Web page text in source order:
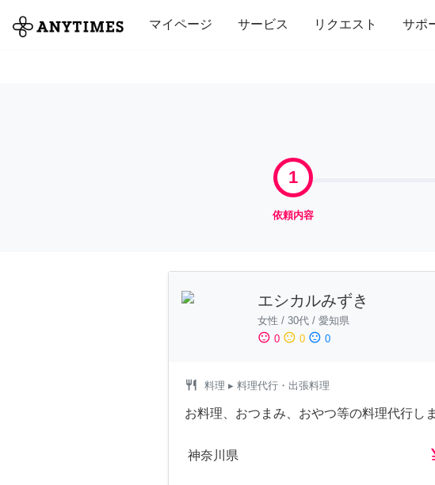
マイページ サービス リクエスト サポ
全て 修理・組立 家事 引っ越し インテリア
1
依頼内容
エシカルみずき
女性 / 30代 / 愛知県
sentiment_satisfied 0 sentiment_neutral 0 sentiment_dissatisfied 0
restaurant 料理 ▸ 料理代行・出張料理
お料理、おつまみ、おやつ等の料理代行し
神奈川県